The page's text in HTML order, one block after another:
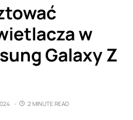
w
Galaxy Z
2 MINUTE READ